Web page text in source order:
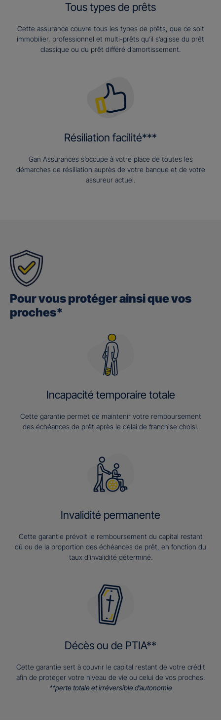
Tous types de prêts
Cette assurance couvre tous les types de prêts, que ce soit
immobilier, professionnel et multi-prêts qu’il s’agisse du prêt
classique ou du prêt différé d’amortissement.
Résiliation facilité***
Gan Assurances s’occupe à votre place de toutes les
démarches de résiliation auprès de votre banque et de votre
assureur actuel.
Pour vous protéger ainsi que vos
proches*
Incapacité temporaire totale
Cette garantie permet de maintenir votre remboursement
des échéances de prêt après le délai de franchise choisi.
Invalidité permanente
Cette garantie prévoit le remboursement du capital restant
dû ou de la proportion des échéances de prêt, en fonction du
taux d’invalidité déterminé.
Décès ou de PTIA**
Cette garantie sert à couvrir le capital restant de votre crédit
afin de protéger votre niveau de vie ou celui de vos proches.
**perte totale et irréversible d’autonomie